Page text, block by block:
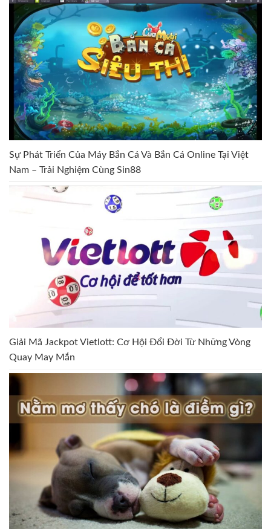
Sự Phát Triển Của Máy Bắn Cá Và Bắn Cá Online Tại Việt
Nam – Trải Nghiệm Cùng Sin88
Giải Mã Jackpot Vietlott: Cơ Hội Đổi Đời Từ Những Vòng
Quay May Mắn